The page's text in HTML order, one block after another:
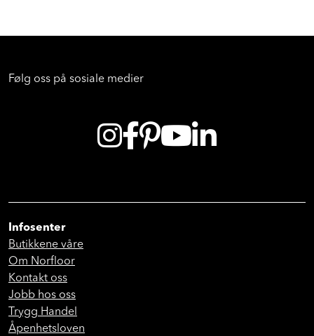
Følg oss på sosiale medier
Infosenter
Butikkene våre
Om Norfloor
Kontakt oss
Jobb hos oss
Trygg Handel
Åpenhetsloven